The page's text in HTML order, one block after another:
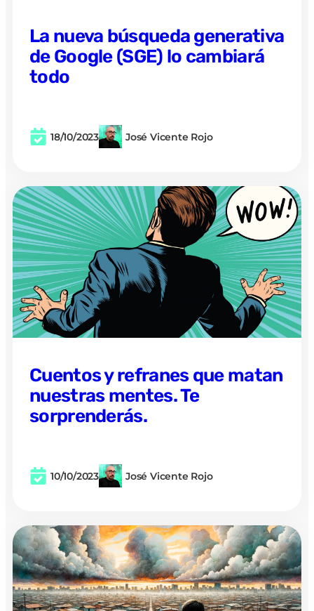
La nueva búsqueda generativa
de Google (SGE) lo cambiará
todo
18/10/2023 José Vicente Rojo
Cuentos y refranes que matan
nuestras mentes. Te
sorprenderás.
10/10/2023 José Vicente Rojo